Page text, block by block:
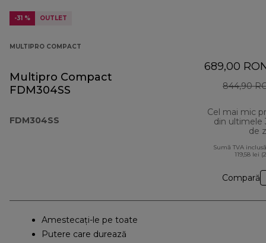
-31 % OUTLET
MULTIPRO COMPACT
Multipro Compact
FDM304SS
FDM304SS
689,00
844,90
Cel mai mic
din ultimele
de
Sumă TVA
119,58 lei
Compară
Amestecați-le pe toate
Putere care durează